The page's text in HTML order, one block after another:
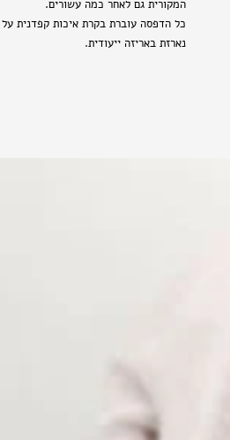
המקורית גם לאחר כמה עשורים.
כל הדפסה עוברת בקרת איכות קפדנית על
נארזת באריזה ייעודית.